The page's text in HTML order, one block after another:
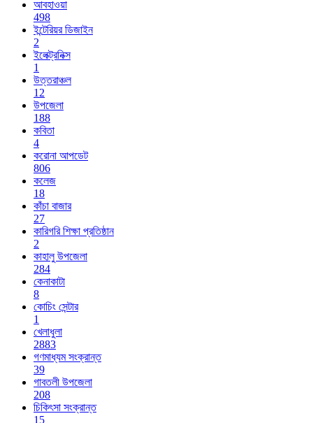
আবহাওয়া
498
ইন্টেরিয়র ডিজাইন
2
ইলেক্ট্রনিক্স
1
উত্তরাঞ্চল
12
উপজেলা
188
কবিতা
4
করোনা আপডেট
806
কলেজ
18
কাঁচা বাজার
27
কারিগরি শিক্ষা প্রতিষ্ঠান
2
কাহালু উপজেলা
284
কেনাকাটা
8
কোচিং সেন্টার
1
খেলাধুলা
2883
গণমাধ্যম সংক্রান্ত
39
গাবতলী উপজেলা
208
চিকিৎসা সংক্রান্ত
15